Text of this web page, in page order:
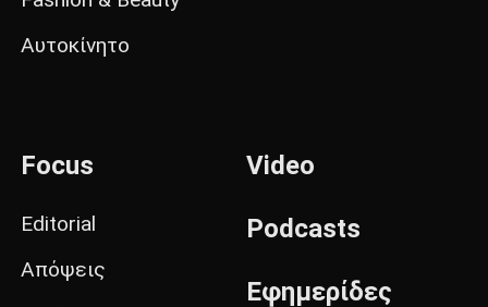
Αυτοκίνητο
Focus
Editorial
Απόψεις
Video
Podcasts
Εφημερίδες